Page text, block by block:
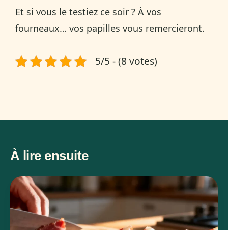
Et si vous le testiez ce soir ? À vos
fourneaux… vos papilles vous remercieront.
5/5 - (8 votes)
À lire ensuite